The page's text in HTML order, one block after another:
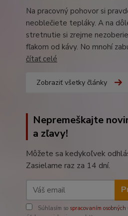
Na pracovný pohovor si
neoblečiete tepláky. A na
stretnutie si zrejme
fľakom od kávy. No mnohí
čítať celé
Zobraziť všetky články
Nepremeškajte
a zľavy!
Môžete sa kedykoľvek
Zasielame raz za 14 dní.
Súhlasím so spracovaním